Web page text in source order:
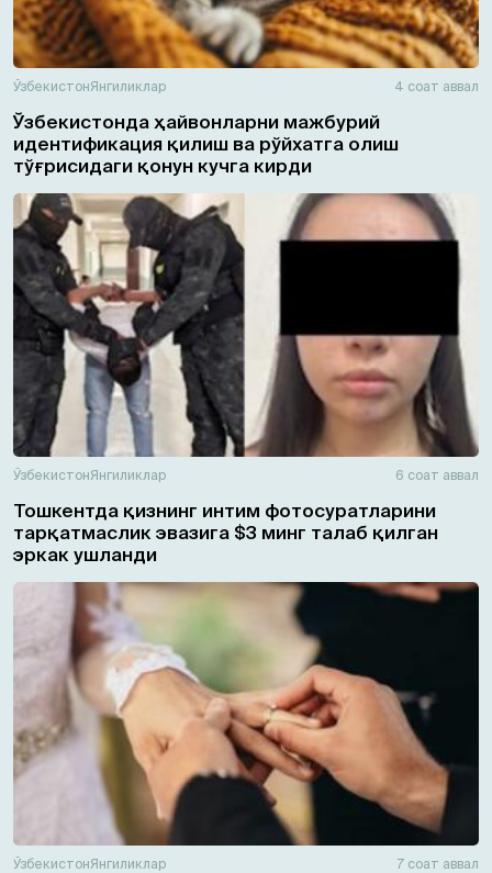
ЎзбекистонЯнгиликлар 4 соат аввал
Ўзбекистонда ҳайвонларни мажбурий
идентификация қилиш ва рўйхатга олиш
тўғрисидаги қонун кучга кирди
ЎзбекистонЯнгиликлар 6 соат аввал
Тошкентда қизнинг интим фотосуратларини
тарқатмаслик эвазига $3 минг талаб қилган
эркак ушланди
ЎзбекистонЯнгиликлар 7 соат аввал